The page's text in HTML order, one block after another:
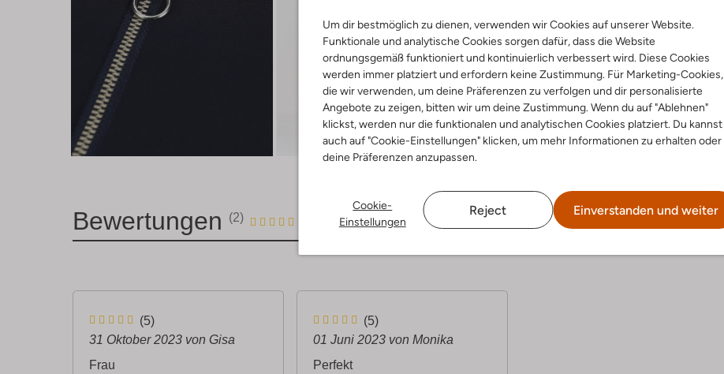
Um dir bestmöglich zu dienen, verwenden wir Cookies auf unserer Website.
Funktionale und analytische Cookies sorgen dafür, dass die Website
ordnungsgemäß funktioniert und kontinuierlich verbessert wird. Diese Cookies
werden immer platziert und erfordern keine Zustimmung. Für Marketing-Cookies,
die wir verwenden, um deine Präferenzen zu verfolgen und dir personalisierte
Angebote zu zeigen, bitten wir um deine Zustimmung. Wenn du auf "Ablehnen"
klickst, werden nur die funktionalen und analytischen Cookies platziert. Du kannst
auch auf "Cookie-Einstellungen" klicken, um mehr Informationen zu erhalten oder
deine Präferenzen anzupassen.
Cookie-
Einstellungen
Reject Einverstanden und weiter
Entdecke den Look Entdecke den Look
Produktinformation
Bewertungen (2) 2
5
5
S
t
(5)
31 Oktober 2023 von Gisa
Frau
5
S
t
(5)
01 Juni 2023 von Monika
Perfekt